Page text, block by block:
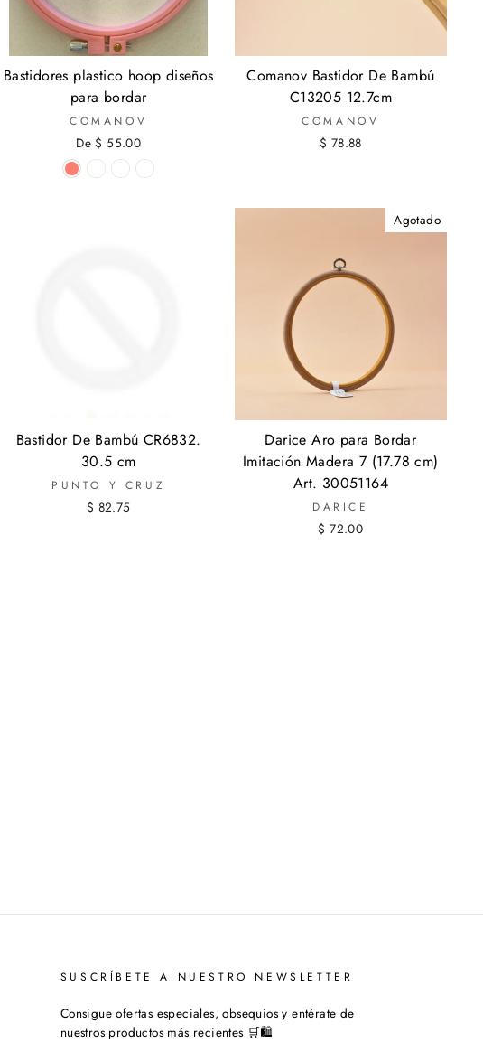
Bastidores plastico hoop diseños
para bordar
COMANOV
De $ 55.00
Comanov Bastidor De Bambú
C13205 12.7cm
COMANOV
$ 78.88
Bastidor De Bambú CR6832.
30.5 cm
PUNTO Y CRUZ
$ 82.75
Agotado
Darice Aro para Bordar
Imitación Madera 7 (17.78 cm)
Art. 30051164
DARICE
$ 72.00
SUSCRÍBETE A NUESTRO NEWSLETTER
Consigue ofertas especiales, obsequios y entérate de
nuestros productos más recientes 🛒🛍️